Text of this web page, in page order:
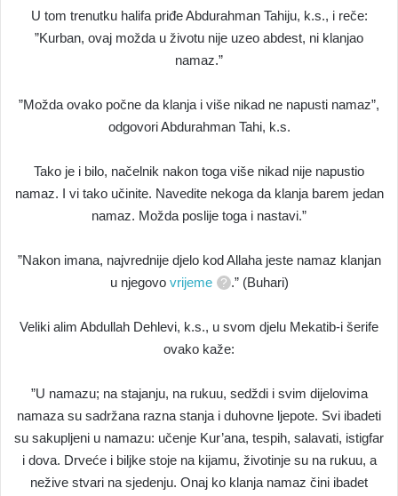
U tom trenutku halifa priđe Abdurahman Tahiju, k.s., i reče:
”Kurban, ovaj možda u životu nije uzeo abdest, ni klanjao
namaz.”
”Možda ovako počne da klanja i više nikad ne napusti namaz”,
odgovori Abdurahman Tahi, k.s.
Tako je i bilo, načelnik nakon toga više nikad nije napustio
namaz. I vi tako učinite. Navedite nekoga da klanja barem jedan
namaz. Možda poslije toga i nastavi.”
”Nakon imana, najvrednije djelo kod Allaha jeste namaz klanjan
u njegovo vrijeme .” (Buhari)
Veliki alim Abdullah Dehlevi, k.s., u svom djelu Mekatib-i šerife
ovako kaže:
”U namazu; na stajanju, na rukuu, sedždi i svim dijelovima
namaza su sadržana razna stanja i duhovne ljepote. Svi ibadeti
su sakupljeni u namazu: učenje Kur’ana, tespih, salavati, istigfar
i dova. Drveće i biljke stoje na kijamu, životinje su na rukuu, a
nežive stvari na sjedenju. Onaj ko klanja namaz čini ibadet